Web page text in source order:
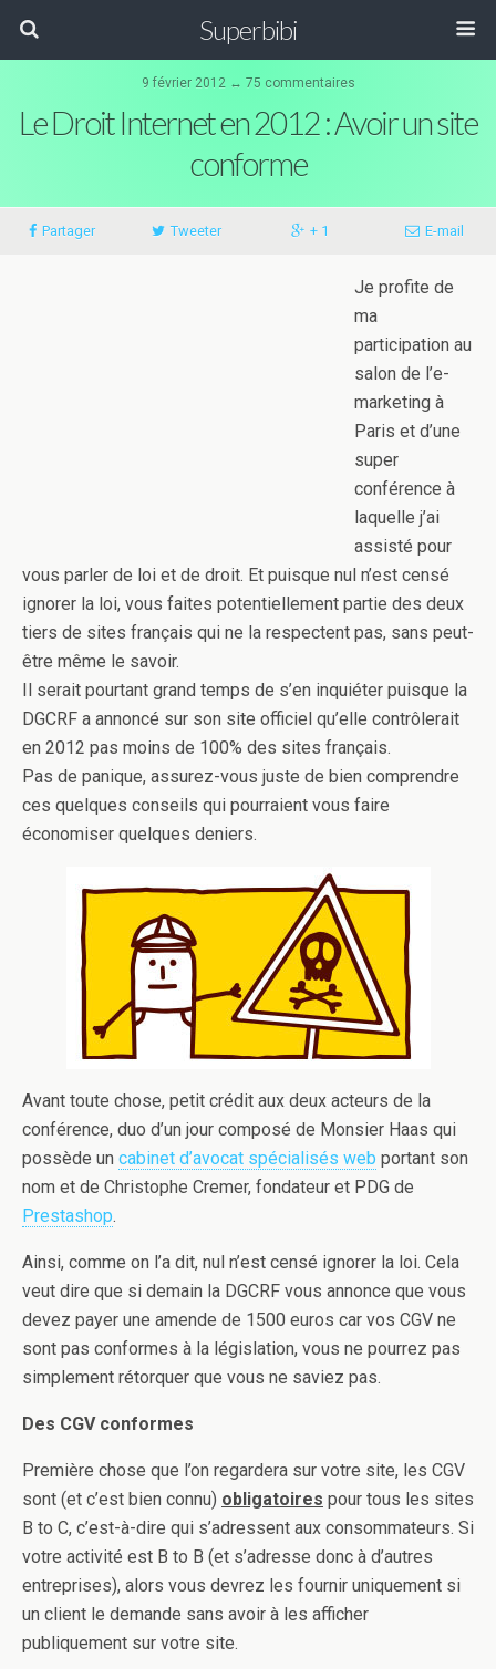
Superbibi
9 février 2012 ↔ 75 commentaires
Le Droit Internet en 2012 : Avoir un site
conforme
Partager Tweeter + 1 E-mail
Je profite de
ma
participation au
salon de l’e-
marketing à
Paris et d’une
super
conférence à
laquelle j’ai
assisté pour
vous parler de loi et de droit. Et puisque nul n’est censé
ignorer la loi, vous faites potentiellement partie des deux
tiers de sites français qui ne la respectent pas, sans peut-
être même le savoir.
Il serait pourtant grand temps de s’en inquiéter puisque la
DGCRF a annoncé sur son site officiel qu’elle contrôlerait
en 2012 pas moins de 100% des sites français.
Pas de panique, assurez-vous juste de bien comprendre
ces quelques conseils qui pourraient vous faire
économiser quelques deniers.
Avant toute chose, petit crédit aux deux acteurs de la
conférence, duo d’un jour composé de Monsier Haas qui
possède un cabinet d’avocat spécialisés web portant son
nom et de Christophe Cremer, fondateur et PDG de
Prestashop.
Ainsi, comme on l’a dit, nul n’est censé ignorer la loi. Cela
veut dire que si demain la DGCRF vous annonce que vous
devez payer une amende de 1500 euros car vos CGV ne
sont pas conformes à la législation, vous ne pourrez pas
simplement rétorquer que vous ne saviez pas.
Des CGV conformes
Première chose que l’on regardera sur votre site, les CGV
sont (et c’est bien connu) obligatoires pour tous les sites
B to C, c’est-à-dire qui s’adressent aux consommateurs. Si
votre activité est B to B (et s’adresse donc à d’autres
entreprises), alors vous devrez les fournir uniquement si
un client le demande sans avoir à les afficher
publiquement sur votre site.